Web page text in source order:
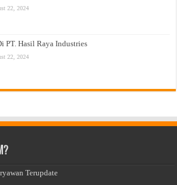
22, 2024
PT. Hasil Raya Industries
22, 2024
Terupdate